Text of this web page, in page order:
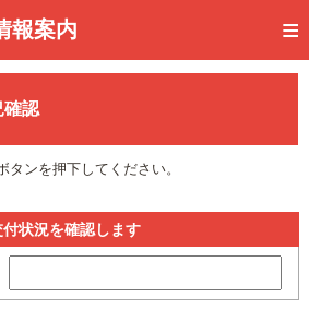
報案内
確認
ンを押下してください。
付状況を確認します